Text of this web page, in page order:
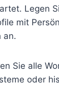
Legen
mit
an.
Sie alle
oder